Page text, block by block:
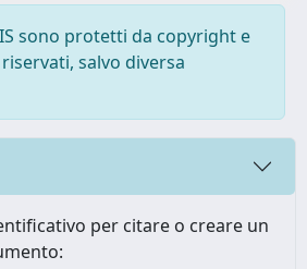
sono protetti da copyright e
salvo diversa
per citare o creare un